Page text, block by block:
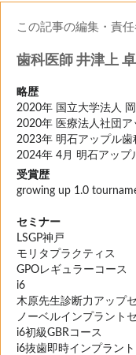
この記事の編集・責
歯科医師 井津上
略歴
2020年 国立大学法人
2020年 医療法人社団
2023年 明石アップル
2024年 4月 明石アップ
受賞歴
growing up 1.0
セミナー
LSGP神戸
モリタプラクティス
GPOレギュラーコース
i6
木原先生診断力アップ
ノーベルインプラント
i6初級GBRコース
i6抜歯即時インプラン